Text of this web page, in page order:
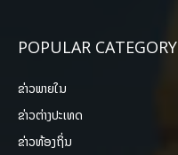
POPULAR CATEGORY
ຂ່າວພາຍ​ໃນ
ຂ່າວຕ່າງປະເທດ
ຂ່າວທ້ອງຖິ່ນ